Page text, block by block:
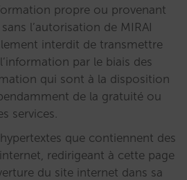
propre ou provenant
l’autorisation de MIRAI
interdit de transmettre
par le biais des
qui sont à la disposition
de la gratuité ou
services.
que contiennent des
redirigeant à cette page
du site internet dans sa